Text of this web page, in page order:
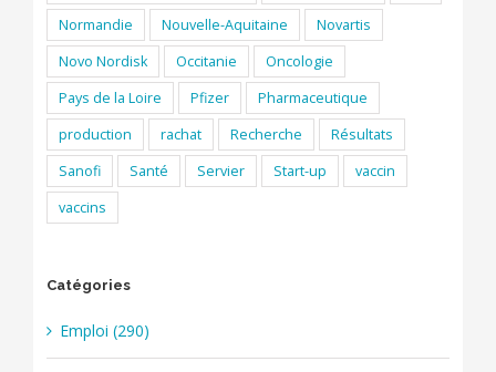
Normandie
Nouvelle-Aquitaine
Novartis
Novo Nordisk
Occitanie
Oncologie
Pays de la Loire
Pfizer
Pharmaceutique
production
rachat Recherche
Résultats
Sanofi
Santé Servier Start-up
vaccin
vaccins
Catégories
Emploi (290)